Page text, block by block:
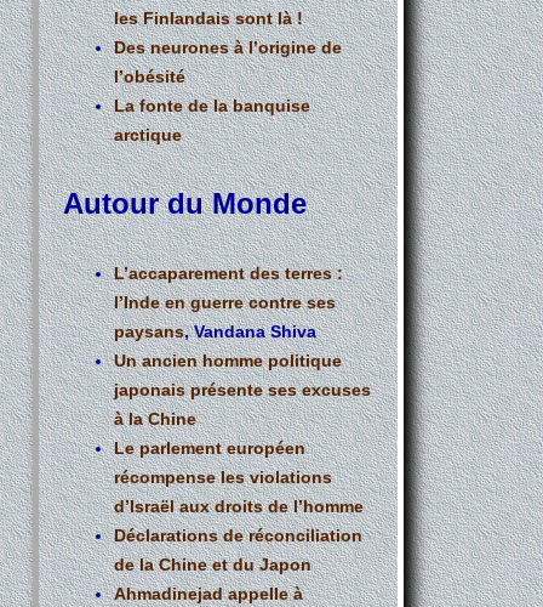
les Finlandais sont là !
Des neurones à l’origine de
l’obésité
La fonte de la banquise
arctique
Autour du Monde
L’accaparement des terres :
l’Inde en guerre contre ses
paysans, Vandana Shiva
Un ancien homme politique
japonais présente ses excuses
à la Chine
Le parlement européen
récompense les violations
d’Israël aux droits de l’homme
Déclarations de réconciliation
de la Chine et du Japon
Ahmadinejad appelle à